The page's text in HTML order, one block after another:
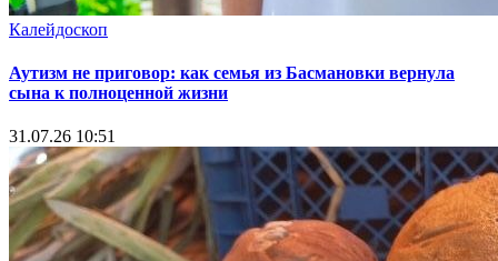
Калейдоскоп
Аутизм не приговор: как семья из Басмановки вернула
сына к полноценной жизни
31.07.26 10:51